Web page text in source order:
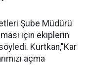
Şube Müdürü
için ekiplerin
Kurtkan,"Kar
açma